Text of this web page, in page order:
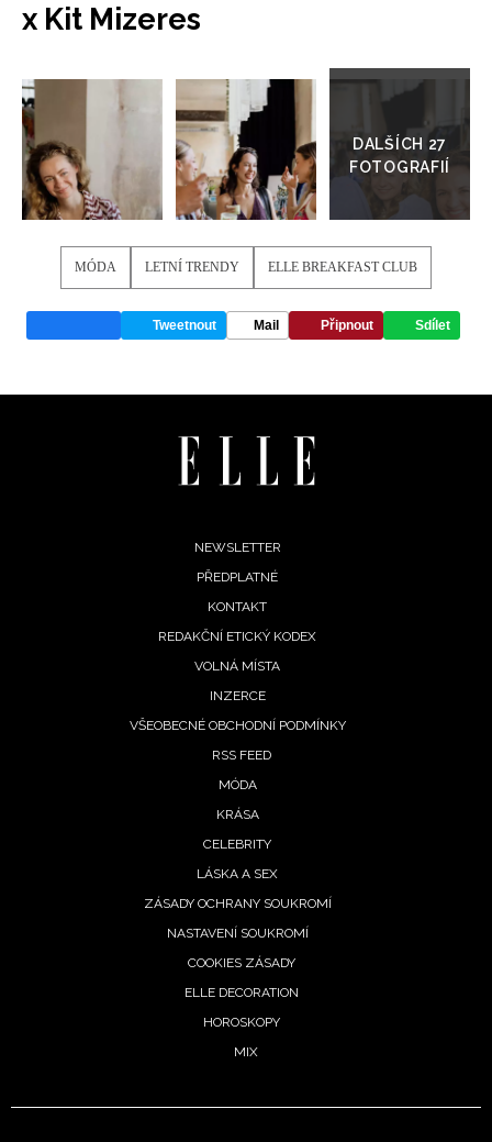
NEWSLETTER
ODESLAT
potvrzujete, že jste se seznámili seZásadami
Vašimi údaji pracovat zejména k organizaci a
vyhodnocení akce a zasílání novinek.
informace od našich partnerů? Pokud souhlasíte se
zpracováním údajů k tomuto účelu podle
x Kit Mizeres
Přejít
galerie
MÓDA LETNÍ TRENDY ELLE BREAKFAST CLUB
Tweetnout Mail Připnout Sdílet
NEWSLETTER
PŘEDPLATNÉ
KONTAKT
REDAKČNÍ ETICKÝ KODEX
VOLNÁ MÍSTA
INZERCE
VŠEOBECNÉ OBCHODNÍ PODMÍNKY
RSS FEED
MÓDA
KRÁSA
CELEBRITY
LÁSKA A SEX
ZÁSADY OCHRANY SOUKROMÍ
NASTAVENÍ SOUKROMÍ
COOKIES ZÁSADY
ELLE DECORATION
HOROSKOPY
MIX